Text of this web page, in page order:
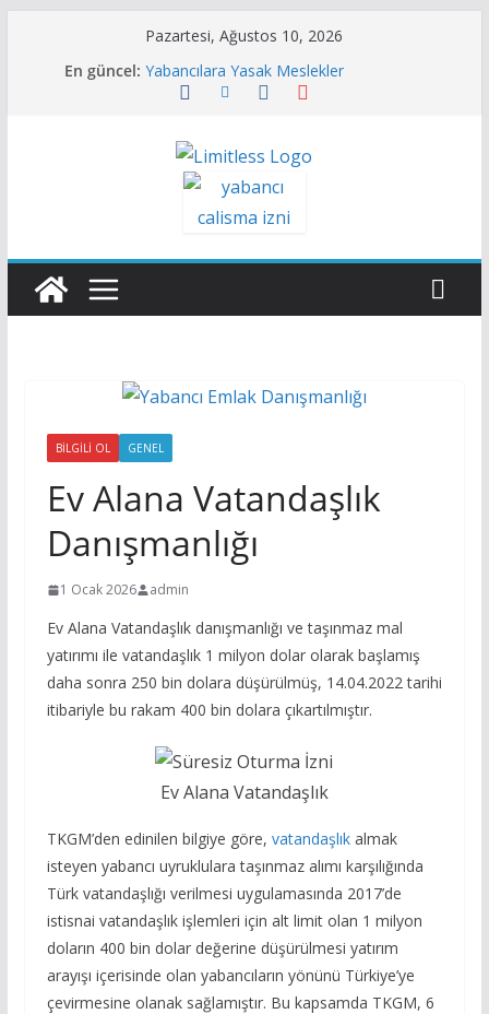
Pazartesi, Ağustos 10, 2026
En güncel: Yabancılara Yasak Meslekler
Yabancı Çalışma İzni Danışmanlığı
Türk Vatandaşlığı Danışmanlık Desteği
BILGILI OL GENEL
Ev Alana Vatandaşlık
Danışmanlığı
1 Ocak 2026 admin
Ev Alana Vatandaşlık danışmanlığı ve taşınmaz mal
yatırımı ile vatandaşlık 1 milyon dolar olarak başlamış
daha sonra 250 bin dolara düşürülmüş, 14.04.2022 tarihi
itibariyle bu rakam 400 bin dolara çıkartılmıştır.
Ev Alana Vatandaşlık
TKGM’den edinilen bilgiye göre, vatandaşlıkalmak
isteyen yabancı uyruklulara taşınmaz alımı karşılığında
Türk vatandaşlığı verilmesi uygulamasında 2017’de
istisnai vatandaşlık işlemleri için alt limit olan 1 milyon
doların 400 bin dolar değerine düşürülmesi yatırım
arayışı içerisinde olan yabancıların yönünü Türkiye’ye
çevirmesine olanak sağlamıştır. Bu kapsamda TKGM, 6